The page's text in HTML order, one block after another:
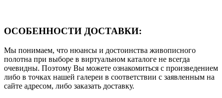
ОСОБЕННОСТИ ДОСТАВКИ:
Мы понимаем, что нюансы и достоинства живописного
полотна при выборе в виртуальном каталоге не всегда
очевидны. Поэтому Вы можете ознакомиться с произведением
либо в точках нашей галереи в соответствии с заявленным на
сайте адресом, либо заказать доставку.